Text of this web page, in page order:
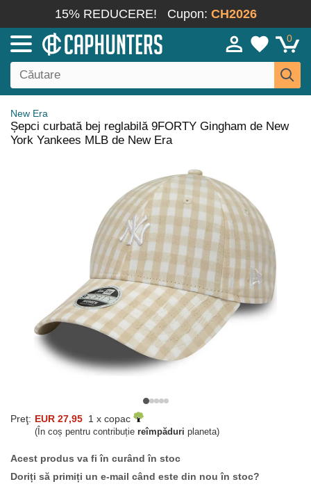
15% REDUCERE! Cupon: CH2026
0
New Era
Șepci curbată bej reglabilă 9FORTY Gingham de New
York Yankees MLB de New Era
Preţ: EUR 27,95 1 x copac
(În coș pentru contribuție reîmpăduri planeta)
Acest produs va fi în curând în stoc
Doriți să primiți un e-mail când este din nou în stoc?